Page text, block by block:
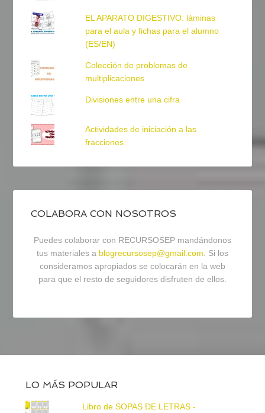
EL APARATO DIGESTIVO: láminas
para el aula y fichas para el alumno
(ES/EN)
Colección de problemas de
multiplicaciones
Divisiones entre una cifra
Actividades de iniciación a las
fracciones
COLABORA CON NOSOTROS
Puedes colaborar con RECURSOSEP mandándonos
tus materiales a blogrecursosep@gmail.com. Si los
consideramos apropiados se colocarán en la web
para que el resto de seguidores disfruten de ellos.
LO MÁS POPULAR
Libro de SOPAS DE LETRAS -